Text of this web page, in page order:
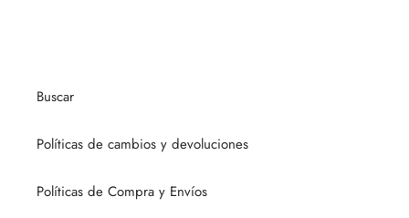
Buscar
Políticas de cambios y devoluciones
Políticas de Compra y Envíos